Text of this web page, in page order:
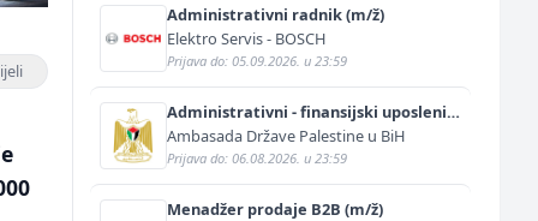
Administrativni radnik (m/ž)
Elektro Servis - BOSCH
Prijava do: 05.09.2026. u 23:59
Administrativni - finansijski uposlenik
(m/ž)
Ambasada Države Palestine u BiH
Prijava do: 06.08.2026. u 23:59
Menadžer prodaje B2B (m/ž)